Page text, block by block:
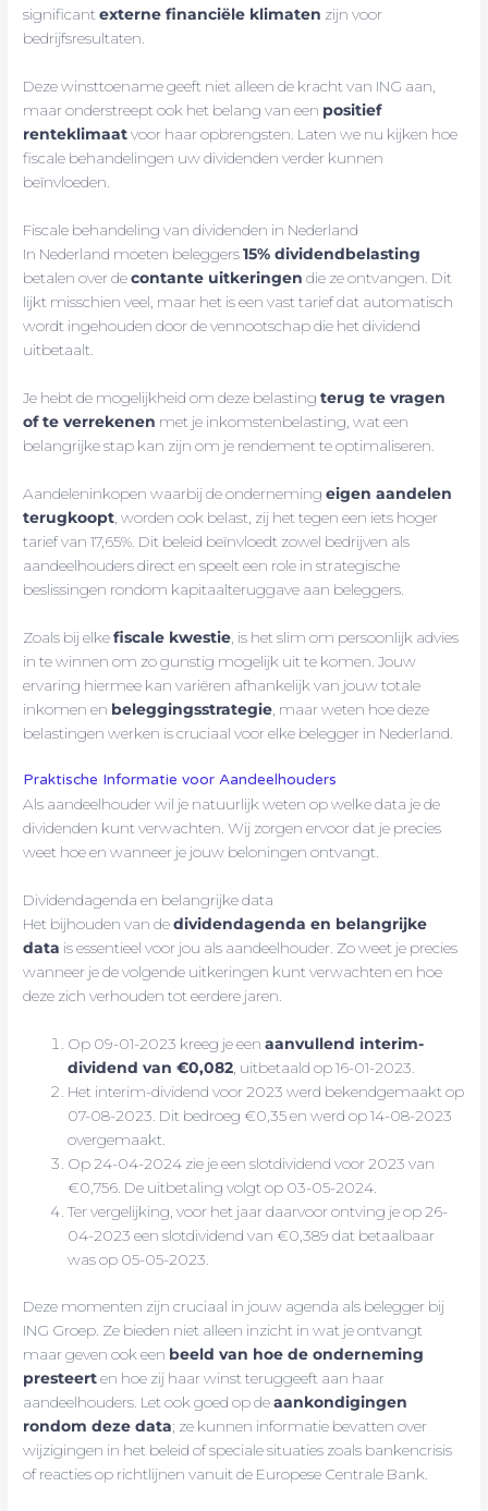
significantexterne financiële klimaten zijn voor
bedrijfsresultaten.
Deze winsttoename geeft niet alleen de kracht van ING aan,
maar onderstreept ook het belang van een positief
renteklimaatvoor haar opbrengsten. Laten we nu kijken hoe
fiscale behandelingen uw dividenden verder kunnen
beïnvloeden.
Fiscale behandeling van dividenden in Nederland
In Nederland moeten beleggers15% dividendbelasting
betalen over decontante uitkeringen die ze ontvangen. Dit
lijkt misschien veel, maar het is een vast tarief dat automatisch
wordt ingehouden door de vennootschap die het dividend
uitbetaalt.
Je hebt de mogelijkheid om deze belastingterug te vragen
of te verrekenen met je inkomstenbelasting, wat een
belangrijke stap kan zijn om je rendement te optimaliseren.
Aandeleninkopen waarbij de ondernemingeigen aandelen
terugkoopt , worden ook belast, zij het tegen een iets hoger
tarief van 17,65%. Dit beleid beïnvloedt zowel bedrijven als
aandeelhouders direct en speelt een role in strategische
beslissingen rondom kapitaalteruggave aan beleggers.
Zoals bij elkefiscale kwestie , is het slim om persoonlijk advies
in te winnen om zo gunstig mogelijk uit te komen. Jouw
ervaring hiermee kan variëren afhankelijk van jouw totale
inkomen en beleggingsstrategie , maar weten hoe deze
belastingen werken is cruciaal voor elke belegger in Nederland.
Praktische Informatie voor Aandeelhouders
Als aandeelhouder wil je natuurlijk weten op welke data je de
dividenden kunt verwachten. Wij zorgen ervoor dat je precies
weet hoe en wanneer je jouw beloningen ontvangt.
Dividendagenda en belangrijke data
Het bijhouden van dedividendagenda en belangrijke
data is essentieel voor jou als aandeelhouder. Zo weet je precies
wanneer je de volgende uitkeringen kunt verwachten en hoe
deze zich verhouden tot eerdere jaren.
Op 09-01-2023 kreeg je eenaanvullend interim-
dividend van €0,082, uitbetaald op 16-01-2023.
Het interim-dividend voor 2023 werd bekendgemaakt op
07-08-2023. Dit bedroeg €0,35 en werd op 14-08-2023
overgemaakt.
Op 24-04-2024 zie je een slotdividend voor 2023 van
€0,756. De uitbetaling volgt op 03-05-2024.
Ter vergelijking, voor het jaar daarvoor ontving je op 26-
04-2023 een slotdividend van €0,389 dat betaalbaar
was op 05-05-2023.
Deze momenten zijn cruciaal in jouw agenda als belegger bij
ING Groep. Ze bieden niet alleen inzicht in wat je ontvangt
maar geven ook een beeld van hoe de onderneming
presteerten hoe zij haar winst teruggeeft aan haar
aandeelhouders. Let ook goed op deaankondigingen
rondom deze data; ze kunnen informatie bevatten over
wijzigingen in het beleid of speciale situaties zoals bankencrisis
of reacties op richtlijnen vanuit de Europese Centrale Bank.